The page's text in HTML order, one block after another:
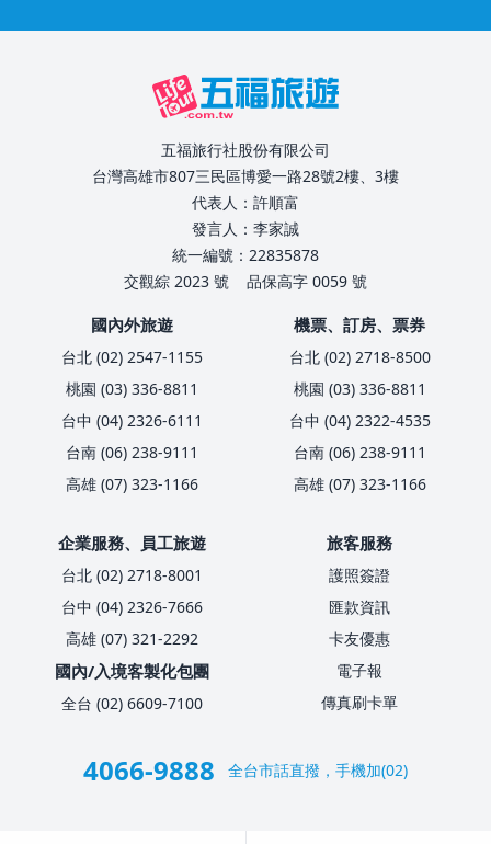
五福旅行社股份有限公司
台灣高雄市807三民區博愛一路28號2樓、3樓
代表人：許順富
發言人：李家誠
統一編號：22835878
交觀綜 2023 號
品保高字 0059 號
國內外旅遊
台北 (02) 2547-1155
桃園 (03) 336-8811
台中 (04) 2326-6111
台南 (06) 238-9111
高雄 (07) 323-1166
機票、訂房、票券
台北 (02) 2718-8500
桃園 (03) 336-8811
台中 (04) 2322-4535
台南 (06) 238-9111
高雄 (07) 323-1166
企業服務、員工旅遊
台北 (02) 2718-8001
台中 (04) 2326-7666
高雄 (07) 321-2292
國內/入境客製化包團
全台 (02) 6609-7100
旅客服務
護照簽證
匯款資訊
卡友優惠
電子報
傳真刷卡單
4066-9888 全台市話直撥，手機加(02)